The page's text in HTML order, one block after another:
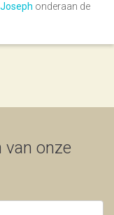
Joseph onderaan de
van onze